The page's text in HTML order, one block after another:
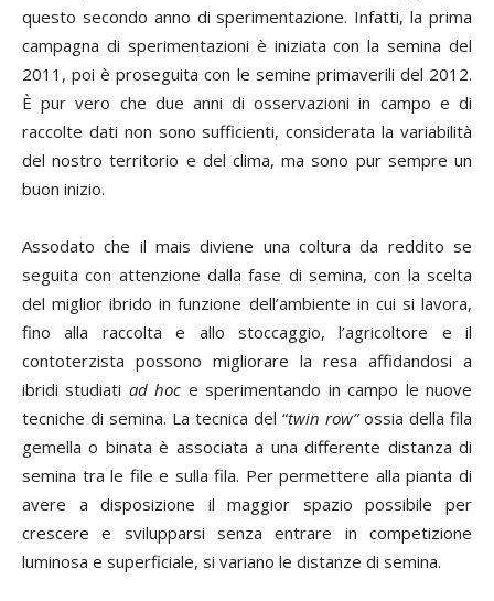
questo secondo anno di sperimentazione. Infatti, la prima
campagna di sperimentazioni è iniziata con la semina del
2011, poi è proseguita con le semine primaverili del 2012.
È pur vero che due anni di osservazioni in campo e di
raccolte dati non sono sufficienti, considerata la variabilità
del nostro territorio e del clima, ma sono pur sempre un
buon inizio.
Assodato che il mais diviene una coltura da reddito se
seguita con attenzione dalla fase di semina, con la scelta
del miglior ibrido in funzione dell’ambiente in cui si lavora,
fino alla raccolta e allo stoccaggio, l’agricoltore e il
contoterzista possono migliorare la resa affidandosi a
ibridi studiati ad hoc e sperimentando in campo le nuove
tecniche di semina. La tecnica del “twin row”ossia della fila
gemella o binata è associata a una differente distanza di
semina tra le file e sulla fila. Per permettere alla pianta di
avere a disposizione il maggior spazio possibile per
crescere e svilupparsi senza entrare in competizione
luminosa e superficiale, si variano le distanze di semina.